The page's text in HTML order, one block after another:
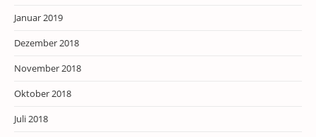
Januar 2019
Dezember 2018
November 2018
Oktober 2018
Juli 2018